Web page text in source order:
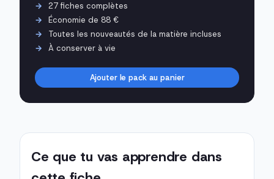
27 fiches complètes
Économie de 88 €
Toutes les nouveautés de la matière incluses
À conserver à vie
Ajouter le pack au panier
Ce que tu vas apprendre dans